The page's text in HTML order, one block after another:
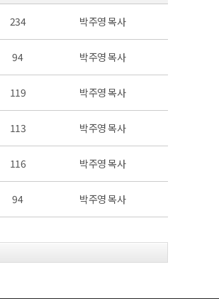
234 박주영 목사
94 박주영 목사
119 박주영 목사
113 박주영 목사
116 박주영 목사
94 박주영 목사